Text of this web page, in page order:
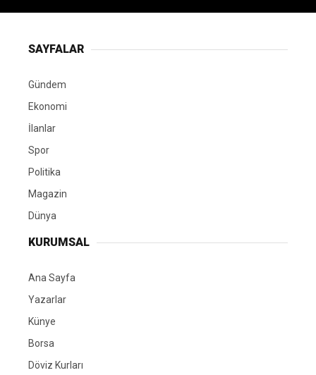
SAYFALAR
Gündem
Ekonomi
İlanlar
Spor
Politika
Magazin
Dünya
KURUMSAL
Ana Sayfa
Yazarlar
Künye
Borsa
Döviz Kurları